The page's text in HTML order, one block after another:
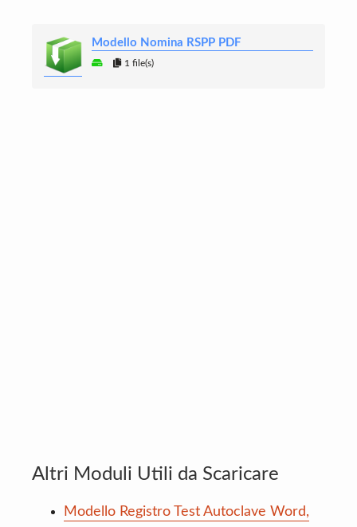
Modello Nomina RSPP PDF
1 file(s)
Altri Moduli Utili da Scaricare
Modello Registro Test Autoclave Word,